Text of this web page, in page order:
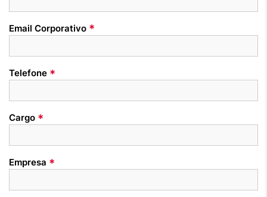
Email Corporativo *
Telefone *
Cargo *
Empresa *